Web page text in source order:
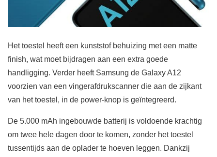
Het toestel heeft een kunststof behuizing met een matte
finish, wat moet bijdragen aan een extra goede
handligging. Verder heeft Samsung de Galaxy A12
voorzien van een vingerafdrukscanner die aan de zijkant
van het toestel, in de power-knop is geïntegreerd.
De 5.000 mAh ingebouwde batterij is voldoende krachtig
om twee hele dagen door te komen, zonder het toestel
tussentijds aan de oplader te hoeven leggen. Dankzij